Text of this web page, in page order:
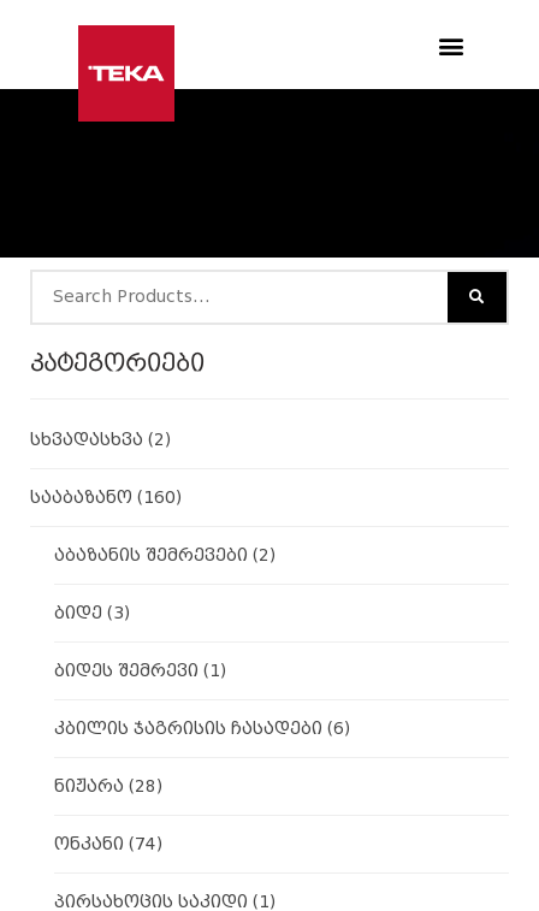
კატეგორიები
სხვადასხვა (2)
სააბაზანო (160)
აბაზანის შემრევები (2)
ბიდე (3)
ბიდეს შემრევი (1)
კბილის ჯაგრისის ჩასადები (6)
ნიჟარა (28)
ონკანი (74)
პირსახოცის საკიდი (1)